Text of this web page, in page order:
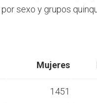
sexo y grupos
Mujeres
1451